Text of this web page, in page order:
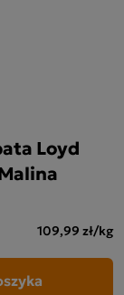
Loyd
109,99 zł/kg